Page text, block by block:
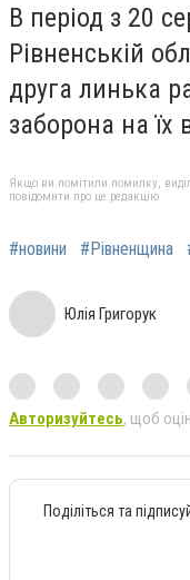
В період з 20
Рівненській
друга линька
заборона на їх
Якщо ви помітили помилку,
повідомити про це редакцію
#новини #Рівненщина
Юлія Григорук
Авторизуйтесь, щоб
Поділіться та